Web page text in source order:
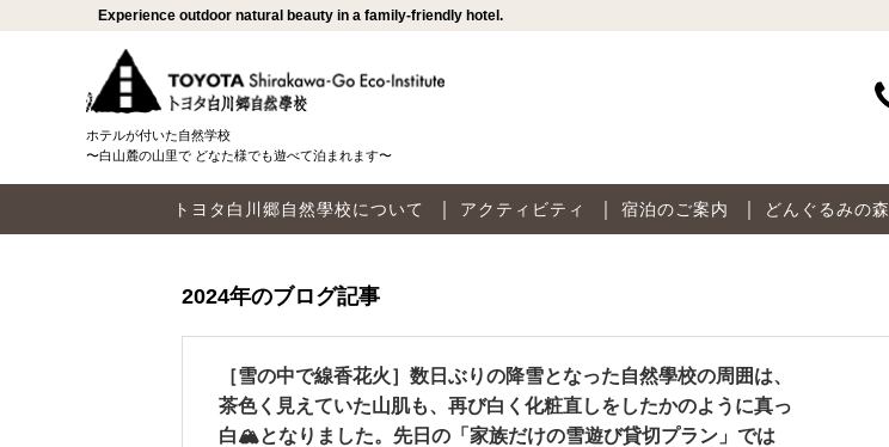
Experience outdoor natural beauty in a family-friendly hotel.
ホテルが付いた自然学校
〜白山麓の山里で どなた様でも遊べて泊まれます〜
トヨタ白川郷自然學校について アクティビティ 宿泊のご案内 どんぐるみの森
2024年のブログ記事
［雪の中で線香花火］数日ぶりの降雪となった自然學校の周囲は、
茶色く見えていた山肌も、再び白く化粧直しをしたかのように真っ
白🏔となりました。先日の「家族だけの雪遊び貸切プラン」では